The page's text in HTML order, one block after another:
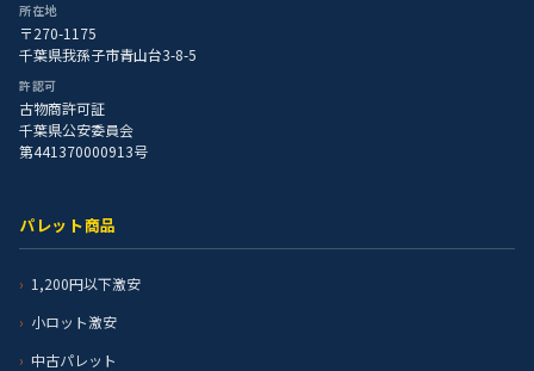
所在地
〒270-1175
千葉県我孫子市青山台3-8-5
許認可
古物商許可証
千葉県公安委員会
第441370000913号
パレット商品
1,200円以下激安
小ロット激安
中古パレット